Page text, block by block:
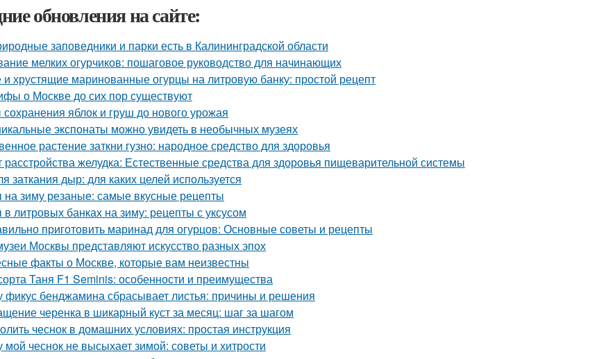
обновления на сайте:
заповедники и парки есть в Калининградской области
мелких огурчиков: пошаговое руководство для начинающих
хрустящие маринованные огурцы на литровую банку: простой рецепт
о Москве до сих пор существуют
яблок и груш до нового урожая
экспонаты можно увидеть в необычных музеях
растение заткни гузно: народное средство для здоровья
расстройства желудка: Естественные средства для здоровья пищеварительной системы
заткания дыр: для каких целей используется
на зиму резаные: самые вкусные рецепты
литровых банках на зиму: рецепты с уксусом
приготовить маринад для огурцов: Основные советы и рецепты
Москвы представляют искусство разных эпох
факты о Москве, которые вам неизвестны
Таня F1 Seminis: особенности и преимущества
фикус бенджамина сбрасывает листья: причины и решения
черенка в шикарный куст за месяц: шаг за шагом
чеснок в домашних условиях: простая инструкция
чеснок не высыхает зимой: советы и хитрости